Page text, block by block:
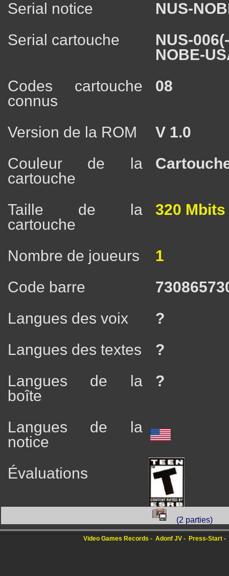
Serial notice
NUS-
Serial cartouche
NUS-
NOBE-
Codes cartouche
connus
08
Version de la ROM
V 1.0
Couleur de la
cartouche
Taille de la
cartouche
320 Mbits
Nombre de joueurs
1
Code barre
Langues des voix
?
Langues des textes
?
Langues de la
boîte
?
Langues de la
notice
Évaluations
(2 parties)
Video Games Records Adonf JV Press-Start